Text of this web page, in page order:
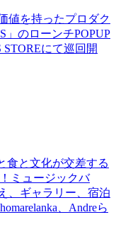
値を持ったプロダク
」のローンチPOPUP
にて巡回開
⾷と⽂化が交差する
ミュージックバ
、ギャラリー、宿泊
、Andreら